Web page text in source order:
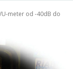
meter od -40dB do